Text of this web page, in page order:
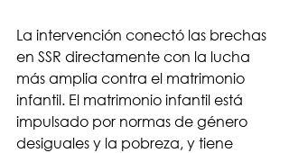
La intervención conectó las brechas
en SSR directamente con la lucha
más amplia contra el matrimonio
infantil. El matrimonio infantil está
impulsado por normas de género
desiguales y la pobreza, y tiene